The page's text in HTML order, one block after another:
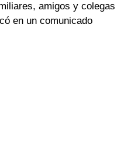
amigos y colegas
en un comunicado